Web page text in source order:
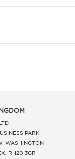
PARK
WASHINGTON
RH20 3GR